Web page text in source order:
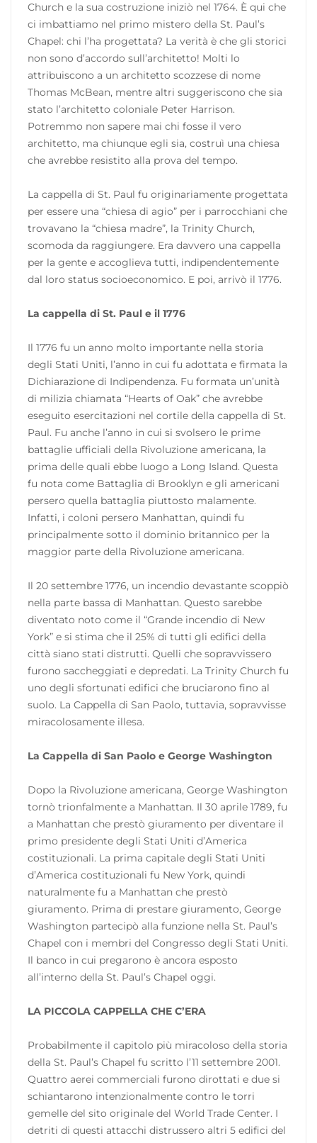
Church e la sua costruzione iniziò nel 1764. È qui che
ci imbattiamo nel primo mistero della St. Paul’s
Chapel: chi l’ha progettata? La verità è che gli storici
non sono d’accordo sull’architetto! Molti lo
attribuiscono a un architetto scozzese di nome
Thomas McBean, mentre altri suggeriscono che sia
stato l’architetto coloniale Peter Harrison.
Potremmo non sapere mai chi fosse il vero
architetto, ma chiunque egli sia, costruì una chiesa
che avrebbe resistito alla prova del tempo.
La cappella di St. Paul fu originariamente progettata
per essere una “chiesa di agio” per i parrocchiani che
trovavano la “chiesa madre”, la Trinity Church,
scomoda da raggiungere. Era davvero una cappella
per la gente e accoglieva tutti, indipendentemente
dal loro status socioeconomico. E poi, arrivò il 1776.
La cappella di St. Paul e il 1776
Il 1776 fu un anno molto importante nella storia
degli Stati Uniti, l’anno in cui fu adottata e firmata la
Dichiarazione di Indipendenza. Fu formata un’unità
di milizia chiamata “Hearts of Oak” che avrebbe
eseguito esercitazioni nel cortile della cappella di St.
Paul. Fu anche l’anno in cui si svolsero le prime
battaglie ufficiali della Rivoluzione americana, la
prima delle quali ebbe luogo a Long Island. Questa
fu nota come Battaglia di Brooklyn e gli americani
persero quella battaglia piuttosto malamente.
Infatti, i coloni persero Manhattan, quindi fu
principalmente sotto il dominio britannico per la
maggior parte della Rivoluzione americana.
Il 20 settembre 1776, un incendio devastante scoppiò
nella parte bassa di Manhattan. Questo sarebbe
diventato noto come il “Grande incendio di New
York” e si stima che il 25% di tutti gli edifici della
città siano stati distrutti. Quelli che sopravvissero
furono saccheggiati e depredati. La Trinity Church fu
uno degli sfortunati edifici che bruciarono fino al
suolo. La Cappella di San Paolo, tuttavia, sopravvisse
miracolosamente illesa.
La Cappella di San Paolo e George Washington
Dopo la Rivoluzione americana, George Washington
tornò trionfalmente a Manhattan. Il 30 aprile 1789, fu
a Manhattan che prestò giuramento per diventare il
primo presidente degli Stati Uniti d’America
costituzionali. La prima capitale degli Stati Uniti
d’America costituzionali fu New York, quindi
naturalmente fu a Manhattan che prestò
giuramento. Prima di prestare giuramento, George
Washington partecipò alla funzione nella St. Paul’s
Chapel con i membri del Congresso degli Stati Uniti.
Il banco in cui pregarono è ancora esposto
all’interno della St. Paul’s Chapel oggi.
LA PICCOLA CAPPELLA CHE C’ERA
Probabilmente il capitolo più miracoloso della storia
della St. Paul’s Chapel fu scritto l’11 settembre 2001.
Quattro aerei commerciali furono dirottati e due si
schiantarono intenzionalmente contro le torri
gemelle del sito originale del World Trade Center. I
detriti di questi attacchi distrussero altri 5 edifici del